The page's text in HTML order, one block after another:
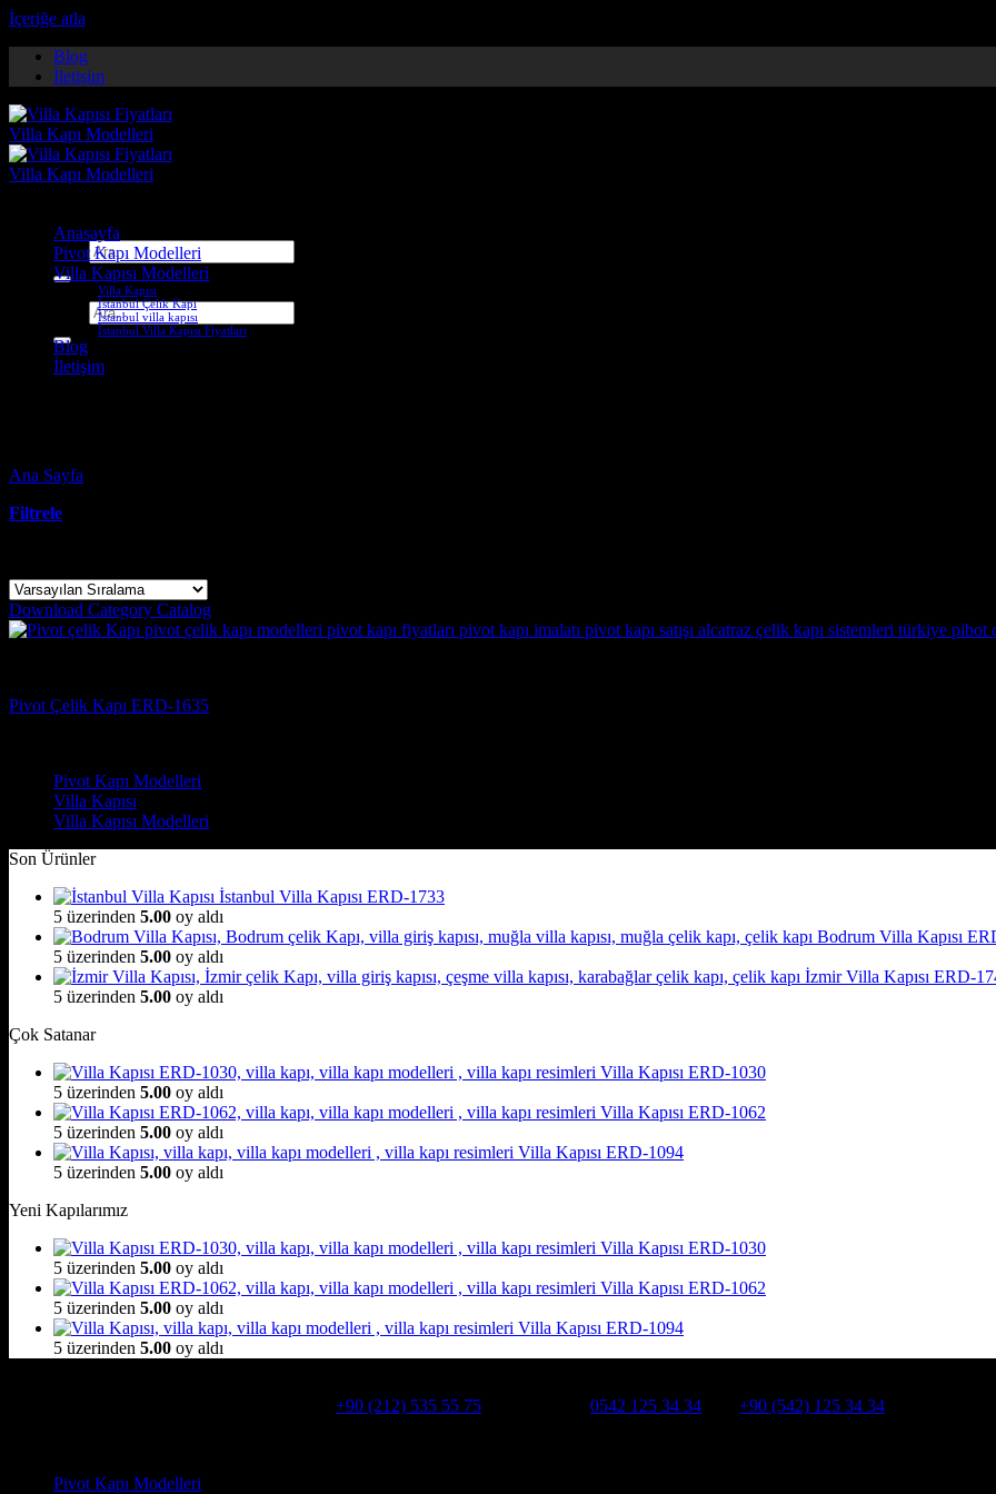
İçeriğe atla
Blog
İletişim
Ara:
Anasayfa
Pivot Kapı Modelleri
Villa Kapısı Modelleri
Villa Kapısı
İstanbul Çelik Kapı
İstanbul villa kapısı
İstanbul Villa Kapısı Fiyatları
Blog
İletişim
Ana Sayfa
Filtrele
Download Category Catalog
Pivot Çelik Kapı ERD-1635
Pivot Kapı Modelleri
Villa Kapısı
Villa Kapısı Modelleri
Son Ürünler
İstanbul Villa Kapısı ERD-1733
5 üzerinden 5.00 oy aldı
Bodrum Villa Kapısı
5 üzerinden 5.00 oy aldı
İzmir Villa Kapısı ERD-
5 üzerinden 5.00 oy aldı
Çok Satanar
Villa Kapısı ERD-1030
5 üzerinden 5.00 oy aldı
Villa Kapısı ERD-1062
5 üzerinden 5.00 oy aldı
Villa Kapısı ERD-1094
5 üzerinden 5.00 oy aldı
Yeni Kapılarımız
Villa Kapısı ERD-1030
5 üzerinden 5.00 oy aldı
Villa Kapısı ERD-1062
5 üzerinden 5.00 oy aldı
Villa Kapısı ERD-1094
5 üzerinden 5.00 oy aldı
+90 (212) 535 55 75 0542 125 34 34
+90 (542) 125 34 34
Pivot Kapı Modelleri